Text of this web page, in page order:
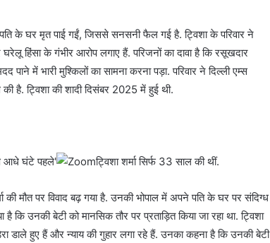
के घर मृत पाई गईं, जिससे सनसनी फैल गई है. ट्विशा के परिवार ने
हिंसा के गंभीर आरोप लगाए हैं. परिजनों का दावा है कि रसूखदार
में भारी मुश्किलों का सामना करना पड़ा. परिवार ने दिल्ली एम्स
है. ट्विशा की शादी दिसंबर 2025 में हुई थी.
ट्विशा शर्मा सिर्फ 33 साल की थीं.
मौत पर विवाद बढ़ गया है. उनकी भोपाल में अपने पति के घर पर संदिग्ध
है कि उनकी बेटी को मानसिक तौर पर प्रताड़ित किया जा रहा था. ट्विशा
डाले हुए हैं और न्याय की गुहार लगा रहे हैं. उनका कहना है कि उनकी बेटी